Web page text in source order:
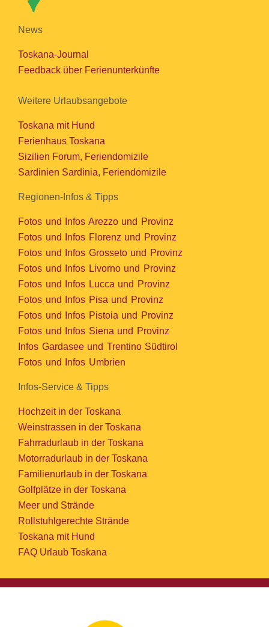
News
Toskana-Journal
Feedback über Ferienunterkünfte
Weitere Urlaubsangebote
Toskana mit Hund
Ferienhaus Toskana
Sizilien Forum, Feriendomizile
Sardinien Sardinia, Feriendomizile
Regionen-Infos & Tipps
Fotos und Infos Arezzo und Provinz
Fotos und Infos Florenz und Provinz
Fotos und Infos Grosseto und Provinz
Fotos und Infos Livorno und Provinz
Fotos und Infos Lucca und Provinz
Fotos und Infos Pisa und Provinz
Fotos und Infos Pistoia und Provinz
Fotos und Infos Siena und Provinz
Infos Gardasee und Trentino Südtirol
Fotos und Infos Umbrien
Infos-Service & Tipps
Hochzeit in der Toskana
Weinstrassen in der Toskana
Fahrradurlaub in der Toskana
Motorradurlaub in der Toskana
Familienurlaub in der Toskana
Golfplätze in der Toskana
Meer und Strände
Rollstuhlgerechte Strände
Toskana mit Hund
FAQ Urlaub Toskana